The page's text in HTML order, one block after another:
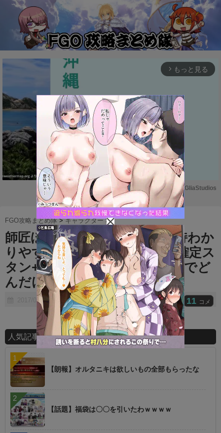
arrow_forward_ios もっと見る
M
u
t
e
Powered by GliaStudios
FGO攻略まとめ隊 >キャラクター >
師匠ほど使ったこと所持未所持わか
りやすい鯖はいないな ⇒ 確定ス
タン+超ダメージがこのゲームでど
んだけ強いかとｗｗｗ
2017/07/06 11 コメ
人気記事ランキング
【朗報】オルタニキは欲しいもの全部もらったな
【話題】福袋は〇〇を引いたわｗｗｗｗ